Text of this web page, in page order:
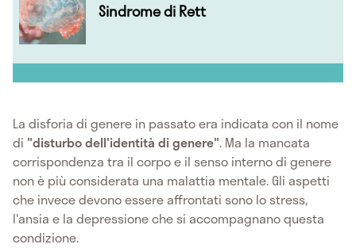
Sindrome di Rett
La disforia di genere in passato era indicata con il nome
di "disturbo dell'identità di genere". Ma la mancata
corrispondenza tra il corpo e il senso interno di genere
non è più considerata una malattia mentale. Gli aspetti
che invece devono essere affrontati sono lo stress,
l'ansia e la depressione che si accompagnano questa
condizione.